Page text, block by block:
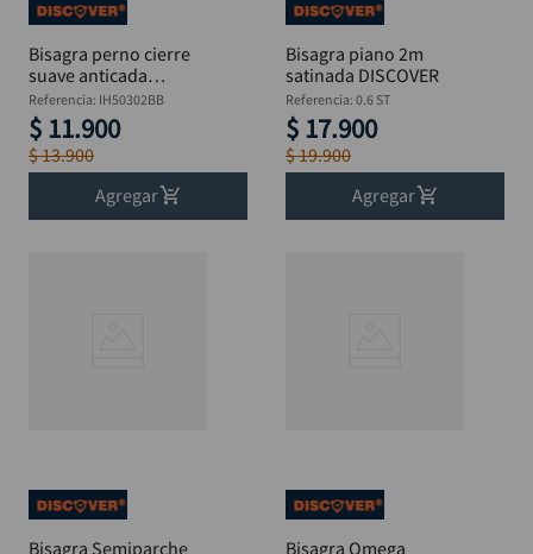
Bisagra perno cierre
suave anticada
2.5mmX 3 X 3"
DISCOVER
Referencia: IH50302BB
$ 11.900
$13.900
Agregar
Bisagra piano 2m
satinada DISCOVER
Referencia: 0.6 ST
$ 17.900
$19.900
Agregar
Bisagra Semiparche Bisagra Omega